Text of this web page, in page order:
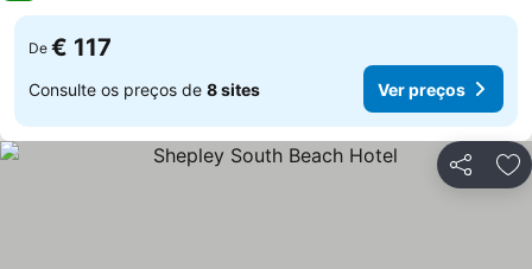
De € 117
Consulte os preços de 8 sites Ver preços
Partilhar